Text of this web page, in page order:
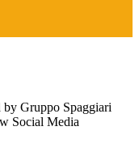
Gruppo Spaggiari
Social Media